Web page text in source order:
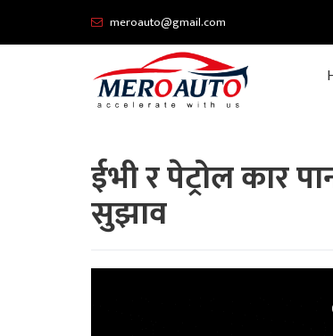
meroauto@gmail.com
ईभी र पेट्रोल कार
सुझाव